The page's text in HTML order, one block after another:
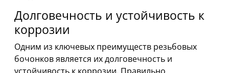
Долговечность и устойчивость к
коррозии
Одним из ключевых преимуществ резьбовых
бочонков является их долговечность и